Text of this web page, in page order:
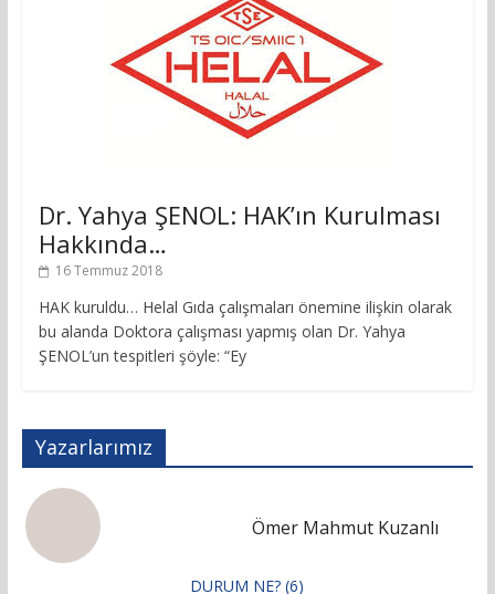
Dr. Yahya ŞENOL: HAK’ın Kurulması
Hakkında…
16 Temmuz 2018
HAK kuruldu… Helal Gıda çalışmaları önemine ilişkin olarak
bu alanda Doktora çalışması yapmış olan Dr. Yahya
ŞENOL’un tespitleri şöyle: “Ey
Yazarlarımız
Ömer Mahmut Kuzanlı
DURUM NE? (6)